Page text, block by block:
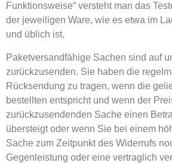
Funktionsweise“ versteht man das
der jeweiligen Ware, wie es etwa im
und üblich ist.
Paketversandfähige Sachen sind auf
zurückzusenden. Sie haben die
Rücksendung zu tragen, wenn die
bestellten entspricht und wenn der
zurückzusendenden Sache einen
übersteigt oder wenn Sie bei einem
Sache zum Zeitpunkt des Widerrufs
Gegenleistung oder eine vertraglich